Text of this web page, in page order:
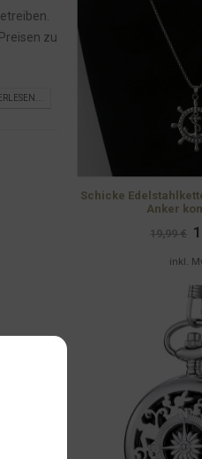
zu
Schicke
Anker
19,99€
inkl.